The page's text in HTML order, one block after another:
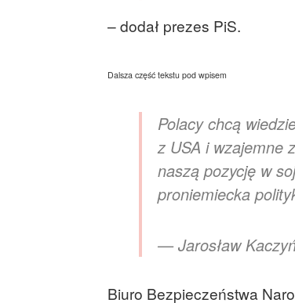
– dodał prezes PiS.
Dalsza część tekstu pod wpisem
Polacy chcą
z USA i wzajemne
naszą pozycję w
proniemiecka
— Jarosław
Biuro Bezpieczeństwa